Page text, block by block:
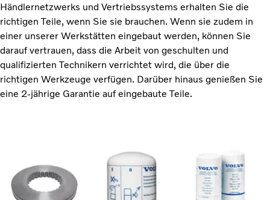
Händlernetzwerks und Vertriebssystems erhalten Sie die
richtigen Teile, wenn Sie sie brauchen. Wenn sie zudem in
einer unserer Werkstätten eingebaut werden, können Sie
darauf vertrauen, dass die Arbeit von geschulten und
qualifizierten Technikern verrichtet wird, die über die
richtigen Werkzeuge verfügen. Darüber hinaus genießen Sie
eine 2-jährige Garantie auf eingebaute Teile.